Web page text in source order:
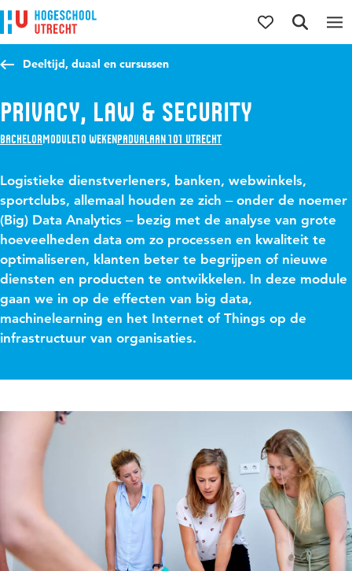
Direct naar de inhoud
Direct naar de hoofdnavigatie
Direct naar de zoekfunctie
Deeltijd, duaal en cursussen
Privacy, Law & Security
BachelorModule10 wekenPadualaan 101 Utrecht
Logistieke dienstverleners, banken, webwinkels,
sportclubs, allemaal houden ze zich ‒ onder de noemer
(Big) Data Analytics ‒ bezig met de analyse van grote
hoeveelheden data om zo processen en kwaliteit te
optimaliseren, klanten beter te begrijpen of nieuwe
diensten en producten te ontwikkelen. In deze module
gaan we in op de effecten van big data,
machinelearning en het Internet of Things op de
infrastructuur van organisaties.